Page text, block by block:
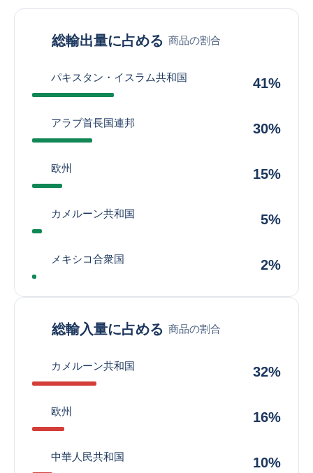
総輸出量に占める 商品の割合
パキスタン・イスラム共和国 41%
アラブ首長国連邦 30%
欧州 15%
カメルーン共和国 5%
メキシコ合衆国 2%
総輸入量に占める 商品の割合
カメルーン共和国 32%
欧州 16%
中華人民共和国 10%